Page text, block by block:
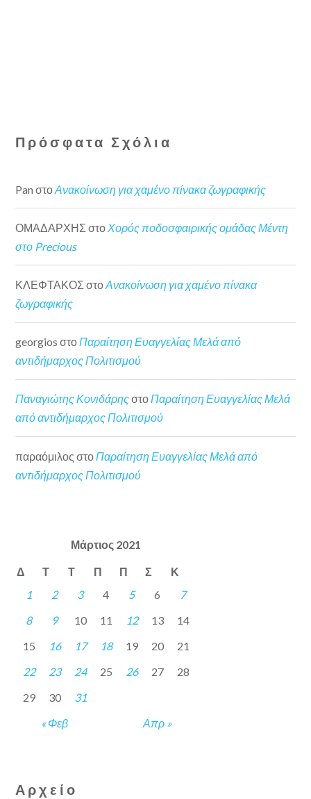
Πρόσφατα Σχόλια
Pan στοΑνακοίνωση για χαμένο πίνακα ζωγραφικής
ΟΜΑΔΑΡΧΗΣ στο Χορός ποδοσφαιρικής ομάδας Μέντη
στο Precious
ΚΛΕΦΤΑΚΟΣ στοΑνακοίνωση για χαμένο πίνακα
ζωγραφικής
georgios στοΠαραίτηση Ευαγγελίας Μελά από
αντιδήμαρχος Πολιτισμού
Παναγιώτης ΚονιδάρηςστοΠαραίτηση Ευαγγελίας Μελά
από αντιδήμαρχος Πολιτισμού
παραόμιλος στο Παραίτηση Ευαγγελίας Μελά από
αντιδήμαρχος Πολιτισμού
Μάρτιος 2021
Δ Τ Τ Π Π Σ Κ
« Φεβ Απρ »
1 2 3 4 5 6
7
8
9 10 11 12 13
14
15
16 17 18 19 20
21
22
23 24 25 26 27
28
29
30 31
Αρχείο